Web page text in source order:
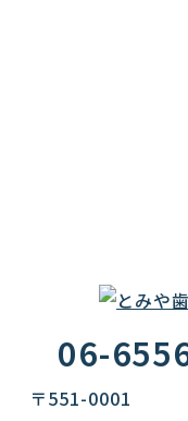
06-
〒551-0001